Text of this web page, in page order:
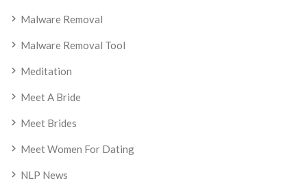
Malware Removal
Malware Removal Tool
Meditation
Meet A Bride
Meet Brides
Meet Women For Dating
NLP News